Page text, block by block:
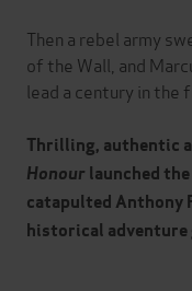
Then a rebel army
of the Wall, and
lead a century in the
Thrilling, authentic
Honour launched
catapulted Anthony
historical adventure